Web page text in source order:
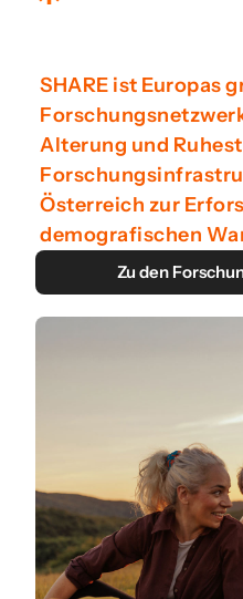
SHARE ist Europas
Alterung und
Österreich zur
demografischen
Zu den